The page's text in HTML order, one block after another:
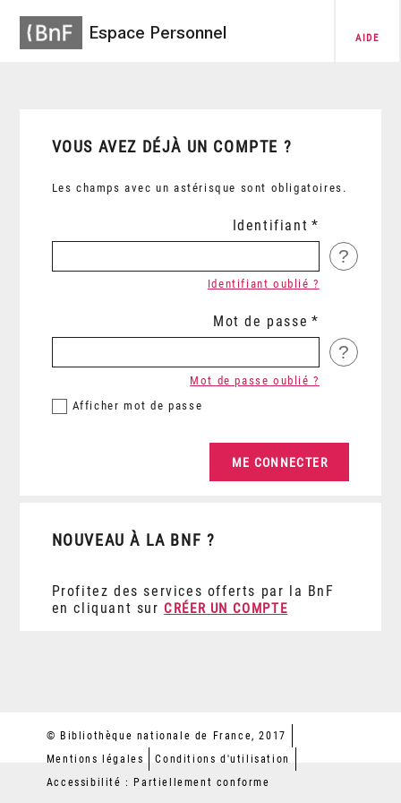
Espace Personnel AIDE
VOUS AVEZ DÉJÀ UN COMPTE ?
Les champs avec un astérisque sont obligatoires.
Identifiant
?
Identifiant oublié ?
Mot de passe
?
Afficher mot de passe
Mot de passe oublié ?
NOUVEAU À LA BNF ?
Profitez des services offerts par la BnF
en cliquant sur CRÉER UN COMPTE
© Bibliothèque nationale de France, 2017
Mentions légales
Conditions d'utilisation
Accessibilité : Partiellement conforme